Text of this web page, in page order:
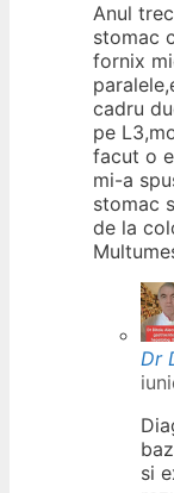
Anul
stomac
fornix
cadru
pe
facut o
mi-a
stomac
de la
Dr
si